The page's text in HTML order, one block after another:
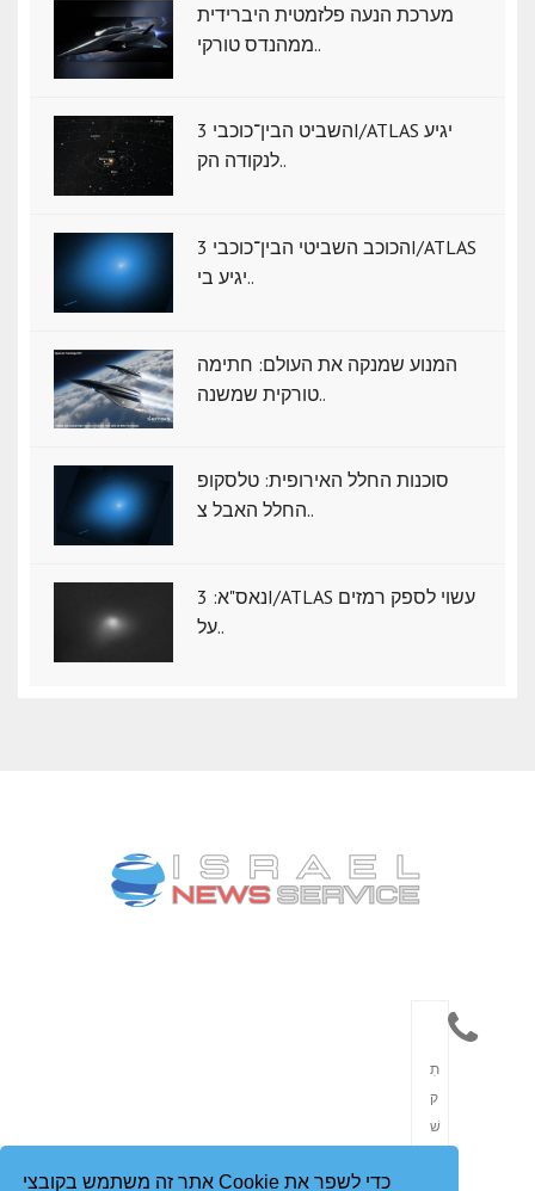
אתר זה משתמש בקובצי Cookie כדי לשפר את
מערכת הנעה פלזמטית היברידית
ממהנדס טורקי..
השביט הבין־כוכבי 3I/ATLAS יגיע
לנקודה הק..
הכוכב השביטי הבין־כוכבי 3I/ATLAS
יגיע בי..
המנוע שמנקה את העולם: חתימה
טורקית שמשנה..
סוכנות החלל האירופית: טלסקופ
החלל האבל צ..
נאס"א: ‏3I/ATLAS עשוי לספק רמזים
על..
תִ
ק
שׁ